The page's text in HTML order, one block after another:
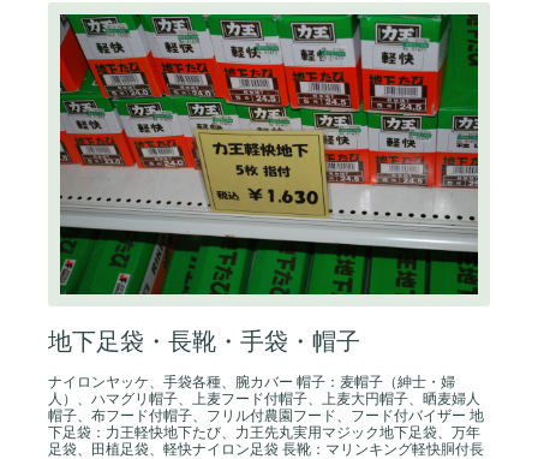
地下足袋・長靴・手袋・帽子
ナイロンヤッケ、手袋各種、腕カバー 帽子：麦帽子（紳士・婦
人）、ハマグリ帽子、上麦フード付帽子、上麦大円帽子、晒麦婦人
帽子、布フード付帽子、フリル付農園フード、フード付バイザー 地
下足袋：力王軽快地下たび、力王先丸実用マジック地下足袋、万年
足袋、田植足袋、軽快ナイロン足袋 長靴：マリンキング軽快胴付長